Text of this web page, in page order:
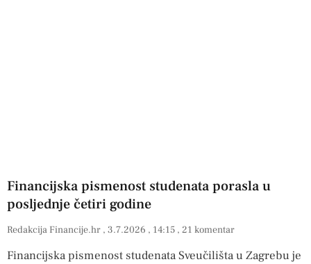
Financijska pismenost studenata porasla u
posljednje četiri godine
Redakcija Financije.hr 3.7.2026 14:15 21 komentar
Financijska pismenost studenata Sveučilišta u Zagrebu je